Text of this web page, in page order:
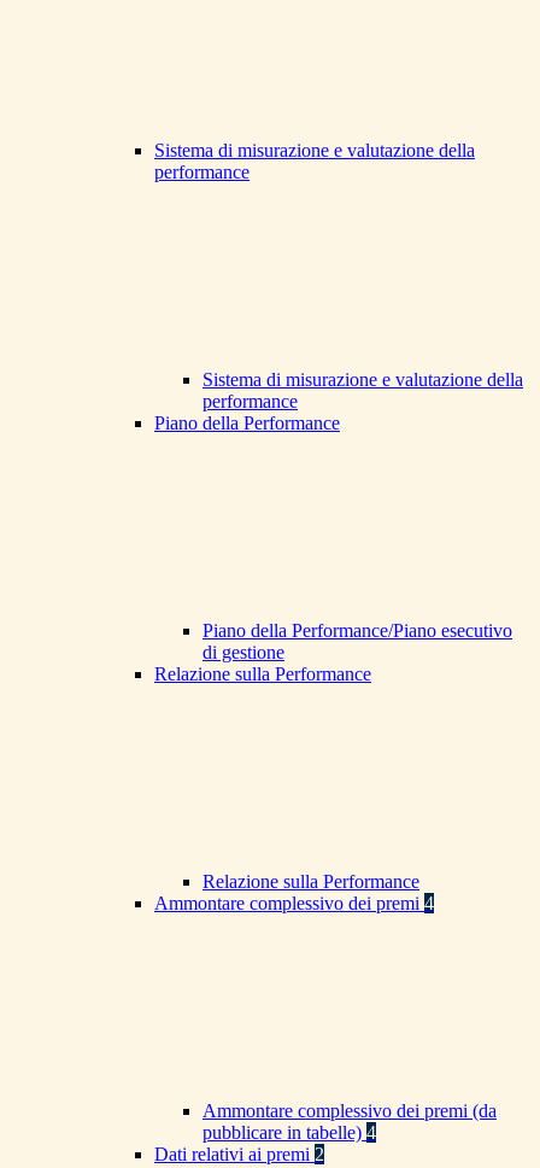
Sistema di misurazione e valutazione della
performance
Sistema di misurazione e valutazione della
performance
Piano della Performance
Piano della Performance/Piano esecutivo
di gestione
Relazione sulla Performance
Relazione sulla Performance
Ammontare complessivo dei premi 4
Ammontare complessivo dei premi (da
pubblicare in tabelle) 4
Dati relativi ai premi 2